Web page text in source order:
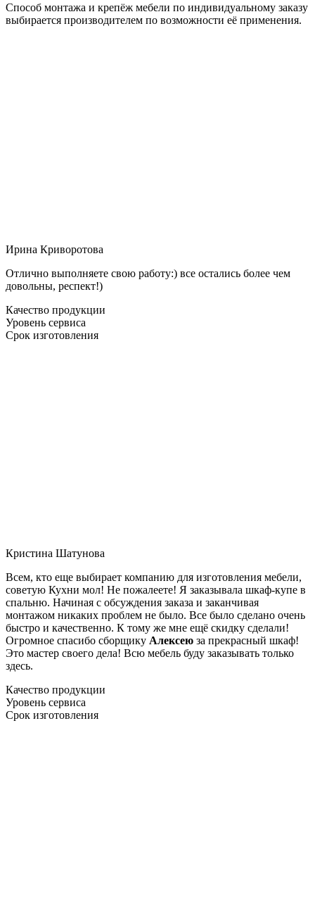
Способ монтажа и крепёж мебели по индивидуальному заказу
выбирается производителем по возможности её применения.
Ирина Криворотова
Отлично выполняете свою работу:) все остались более чем
довольны, респект!)
Качество продукции
Уровень сервиса
Срок изготовления
Кристина Шатунова
Всем, кто еще выбирает компанию для изготовления мебели,
советую Кухни мол! Не пожалеете! Я заказывала шкаф-купе в
спальню. Начиная с обсуждения заказа и заканчивая
монтажом никаких проблем не было. Все было сделано очень
быстро и качественно. К тому же мне ещё скидку сделали!
Огромное спасибо сборщику Алексею за прекрасный шкаф!
Это мастер своего дела! Всю мебель буду заказывать только
здесь.
Качество продукции
Уровень сервиса
Срок изготовления